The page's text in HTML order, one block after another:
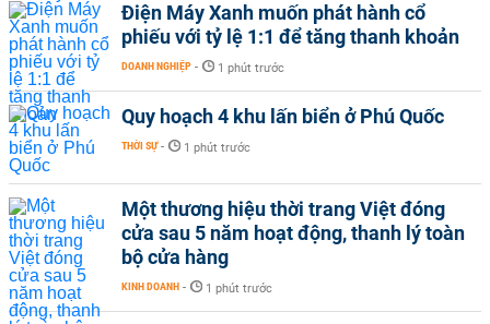
Điện Máy Xanh muốn phát hành cổ
phiếu với tỷ lệ 1:1 để tăng thanh khoản
DOANH NGHIỆP - 1 phút trước
Quy hoạch 4 khu lấn biển ở Phú Quốc
THỜI SỰ - 1 phút trước
Một thương hiệu thời trang Việt đóng
cửa sau 5 năm hoạt động, thanh lý toàn
bộ cửa hàng
KINH DOANH - 1 phút trước